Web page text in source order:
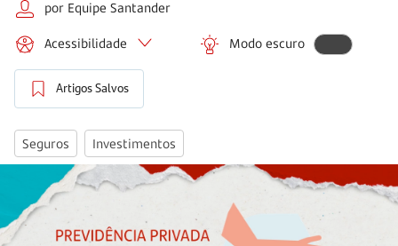
por Equipe Santander
Acessibilidade Modo escuro
Artigos Salvos
Seguros Investimentos